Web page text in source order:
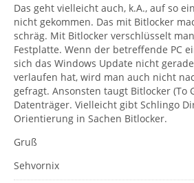
Das geht vielleicht auch, k.A., auf so
nicht gekommen. Das mit Bitlocker
schräg. Mit Bitlocker verschlüsselt
Festplatte. Wenn der betreffende PC
sich das Windows Update nicht
verlaufen hat, wird man auch nicht
gefragt. Ansonsten taugt Bitlocker (To
Datenträger. Vielleicht gibt Schlingo
Orientierung in Sachen Bitlocker.
Gruß
Sehvornix